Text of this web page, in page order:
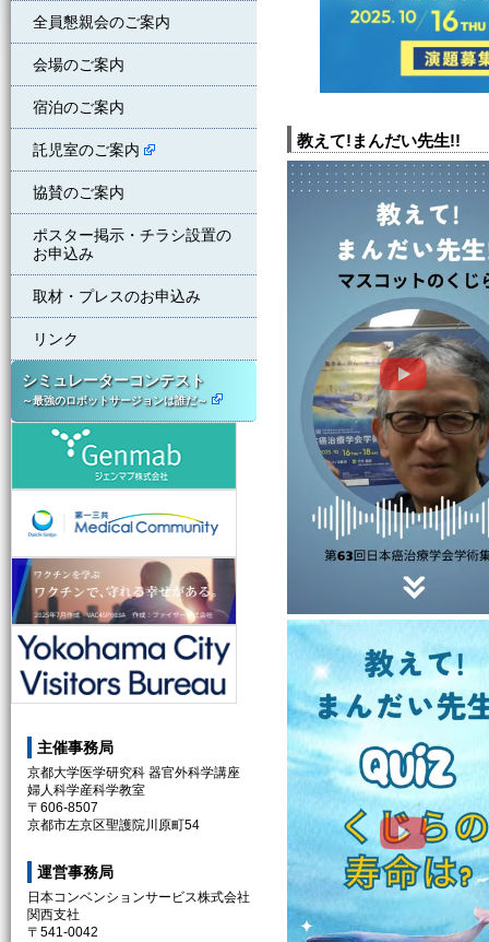
教えて!まんだい先生!!
全員懇親会のご案内
会場のご案内
宿泊のご案内
託児室のご案内
協賛のご案内
ポスター掲示・チラシ設置の
お申込み
取材・プレスのお申込み
リンク
シミュレーターコンテスト
～最強のロボットサージョンは誰だ～
ジェンマブ株式会社
ファイザー株式会社
Yokohama City Visitors Bureau
主催事務局
京都大学医学研究科 器官外科学講座
婦人科学産科学教室
〒606-8507
京都市左京区聖護院川原町54
運営事務局
日本コンベンションサービス株式会社
関西支社
〒541-0042